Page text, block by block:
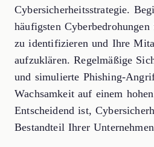
Cybersicherheitsstrategie.
häufigsten
zu identifizieren und Ihre
aufzuklären. Regelmäßige
und simulierte Phishing-
Wachsamkeit auf einem
Entscheidend ist,
Bestandteil Ihrer